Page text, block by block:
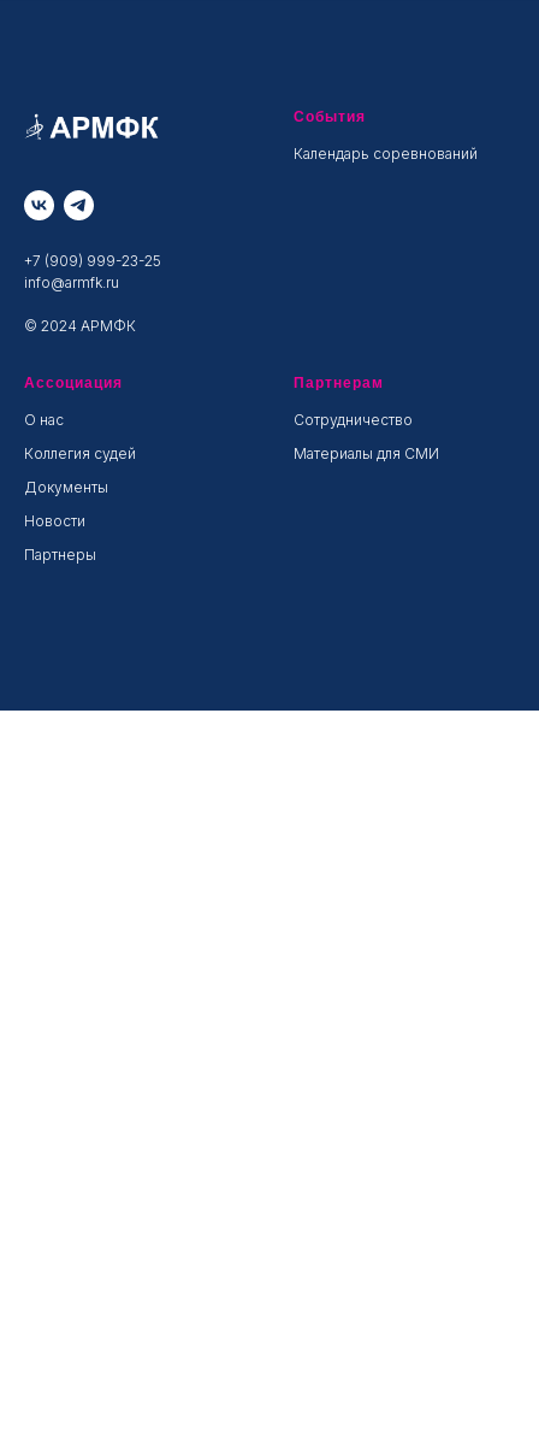
+7 (909) 999-23-25
info@armfk.ru
© 2024 АРМФК
События
Календарь соревнований
Ассоциация
О нас
Коллегия судей
Документы
Новости
Партнеры
Партнерам
Сотрудничество
Материалы для СМИ